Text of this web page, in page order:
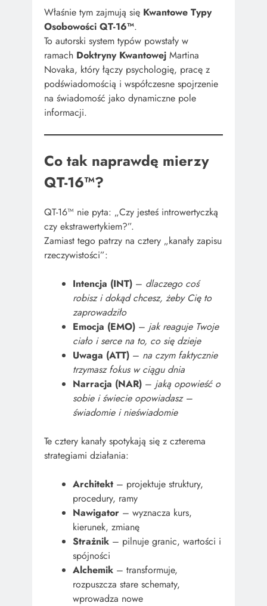
Właśnie tym zajmują się Kwantowe Typy
Osobowości QT-16™.
To autorski system typów powstały w
ramach Doktryny Kwantowej Martina
Novaka, który łączy psychologię, pracę z
podświadomością i współczesne spojrzenie
na świadomość jako dynamiczne pole
informacji.
Co tak naprawdę mierzy
QT-16™?
QT-16™ nie pyta: „Czy jesteś introwertyczką
czy ekstrawertykiem?”.
Zamiast tego patrzy na cztery „kanały zapisu
rzeczywistości”:
Intencja (INT) – dlaczego coś
robisz i dokąd chcesz, żeby Cię to
zaprowadziło
Emocja (EMO) – jak reaguje Twoje
ciało i serce na to, co się dzieje
Uwaga (ATT) – na czym faktycznie
trzymasz fokus w ciągu dnia
Narracja (NAR) – jaką opowieść o
sobie i świecie opowiadasz –
świadomie i nieświadomie
Te cztery kanały spotykają się z czterema
strategiami działania:
Architekt – projektuje struktury,
procedury, ramy
Nawigator – wyznacza kurs,
kierunek, zmianę
Strażnik – pilnuje granic, wartości i
spójności
Alchemik – transformuje,
rozpuszcza stare schematy,
wprowadza nowe